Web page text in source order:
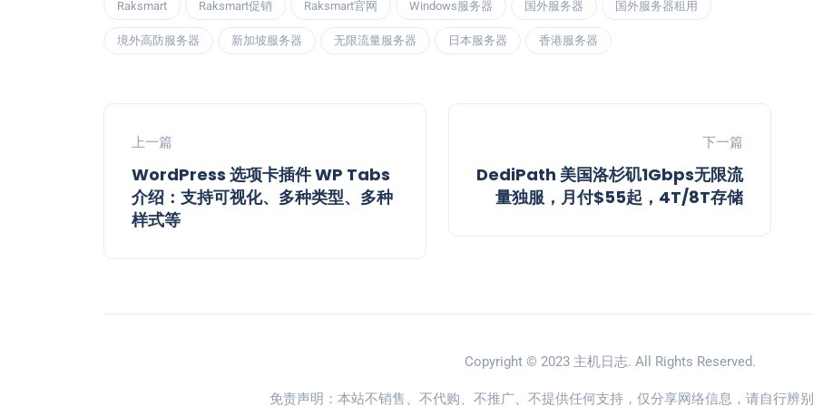
Raksmart Raksmart促销 Raksmart官网 Windows服务器 国外服务器 国外服务器租用
境外高防服务器 新加坡服务器 无限流量服务器 日本服务器 香港服务器
上一篇
WordPress 选项卡插件 WP Tabs
介绍：支持可视化、多种类型、多种
样式等
下一篇
DediPath 美国洛杉矶1Gbps无限流
量独服，月付$55起，4T/8T存储
Copyright © 2023 主机日志. All Rights Reserved.
免责声明：本站不销售、不代购、不推广、不提供任何支持，仅分享网络信息，请自行辨